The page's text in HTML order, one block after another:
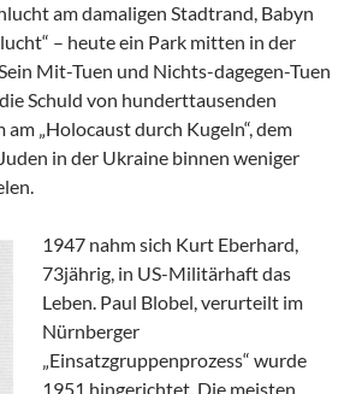
am damaligen Stadtrand, Babyn
– heute ein Park mitten in der
Mit-Tuen und Nichts-dagegen-Tuen
Schuld von hunderttausenden
„Holocaust durch Kugeln“, dem
in der Ukraine binnen weniger
1947 nahm sich Kurt Eberhard,
73jährig, in US-Militärhaft das
Leben. Paul Blobel, verurteilt im
Nürnberger
„Einsatzgruppenprozess“ wurde
1951 hingerichtet. Die meisten